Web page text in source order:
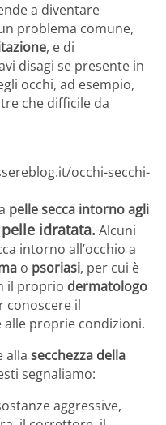
a diventare
problema comune,
, e di
disagi se presente in
occhi, ad esempio,
che difficile da
occhi-secchi-
pelle secca intorno agli
idratata. Alcuni
intorno all’occhio a
o psoriasi, per cui è
il proprio dermatologo
conoscere il
proprie condizioni.
alla secchezza della
segnaliamo:
aggressive,